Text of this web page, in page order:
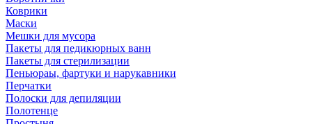
Коврики
Маски
Мешки для мусора
Пакеты для педикюрных ванн
Пакеты для стерилизации
Пеньюраы, фартуки и нарукавники
Перчатки
Полоски для депиляции
Полотенце